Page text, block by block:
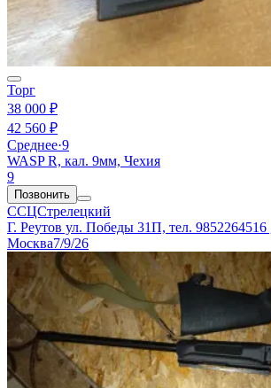
Торг
38 000 ₽
42 560 ₽
Среднее·9
WASP R, кал. 9мм, Чехия
9
Позвонить
ССЦСтрелецкий
Г. Реутов ул. Победы 31П, тел.
Москва7/9/26